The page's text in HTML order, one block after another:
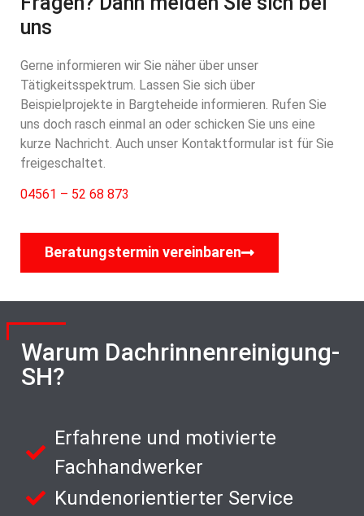
uns
Gerne informieren wir Sie näher über unser
Tätigkeitsspektrum. Lassen Sie sich über
Beispielprojekte in Bargteheide informieren. Rufen Sie
uns doch rasch einmal an oder schicken Sie uns eine
kurze Nachricht. Auch unser Kontaktformular ist für Sie
freigeschaltet.
04561 – 52 68 873
Beratungstermin vereinbaren
Warum Dachrinnenreinigung-
SH?
Erfahrene und motivierte
Fachhandwerker
Kundenorientierter Service